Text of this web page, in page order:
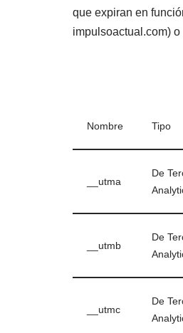
que expiran en
impulsoactual.com)
Nombre Tipo
__utma
De
__utmb
De
__utmc
De